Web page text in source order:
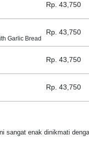
Rp. 43,750
Garlic Bread
Rp. 43,750
Rp. 43,750
Rp. 43,750
sangat enak dinikmati